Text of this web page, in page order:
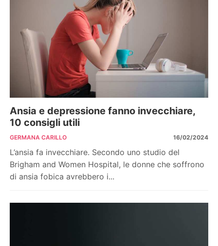
Ansia e depressione fanno invecchiare,
10 consigli utili
GERMANA CARILLO 16/02/2024
L’ansia fa invecchiare. Secondo uno studio del
Brigham and Women Hospital, le donne che soffrono
di ansia fobica avrebbero i...